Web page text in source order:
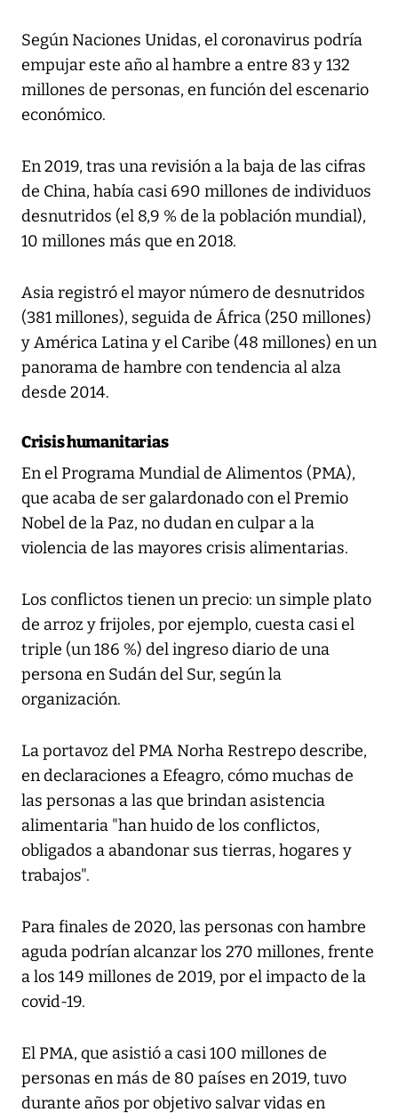
Según Naciones Unidas, el coronavirus podría
empujar este año al hambre a entre 83 y 132
millones de personas, en función del escenario
económico.
En 2019, tras una revisión a la baja de las cifras
de China, había casi 690 millones de individuos
desnutridos (el 8,9 % de la población mundial),
10 millones más que en 2018.
Asia registró el mayor número de desnutridos
(381 millones), seguida de África (250 millones)
y América Latina y el Caribe (48 millones) en un
panorama de hambre con tendencia al alza
desde 2014.
Crisis humanitarias
En el Programa Mundial de Alimentos (PMA),
que acaba de ser galardonado con el Premio
Nobel de la Paz, no dudan en culpar a la
violencia de las mayores crisis alimentarias.
Los conflictos tienen un precio: un simple plato
de arroz y frijoles, por ejemplo, cuesta casi el
triple (un 186 %) del ingreso diario de una
persona en Sudán del Sur, según la
organización.
La portavoz del PMA Norha Restrepo describe,
en declaraciones a Efeagro, cómo muchas de
las personas a las que brindan asistencia
alimentaria "han huido de los conflictos,
obligados a abandonar sus tierras, hogares y
trabajos".
Para finales de 2020, las personas con hambre
aguda podrían alcanzar los 270 millones, frente
a los 149 millones de 2019, por el impacto de la
covid-19.
El PMA, que asistió a casi 100 millones de
personas en más de 80 países en 2019, tuvo
durante años por objetivo salvar vidas en